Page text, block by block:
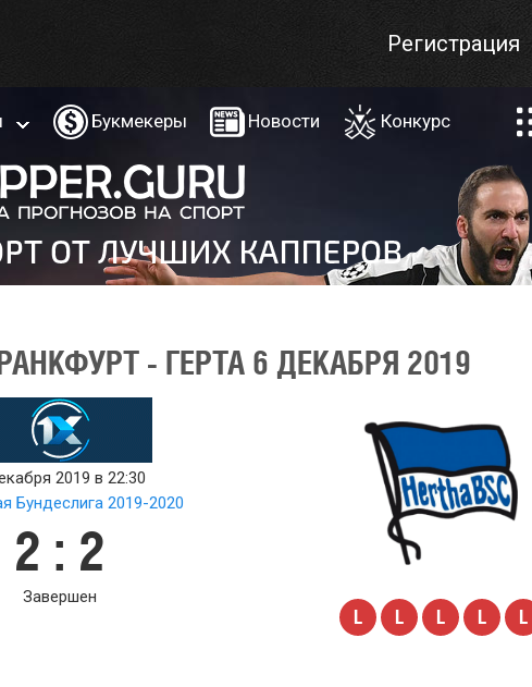
Регистрация
Букмекеры Новости Конкурс
- ГЕРТА 6 ДЕКАБРЯ 2019
2019 в 22:30
Бундеслига 2019-2020
2 : 2
Завершен
L L L L L